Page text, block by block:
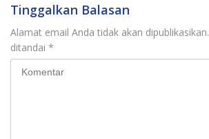
Tinggalkan Balasan
Alamat email Anda tidak akan dipublikasikan.
ditandai *